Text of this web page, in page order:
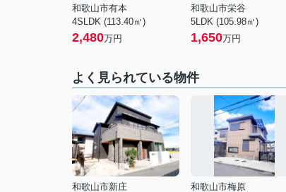
和歌山市有本
4SLDK (113.40㎡)
2,480万円
和歌山市栄谷
5LDK (105.98㎡)
1,650万円
よく見られている物件
和歌山市新庄 和歌山市梅原